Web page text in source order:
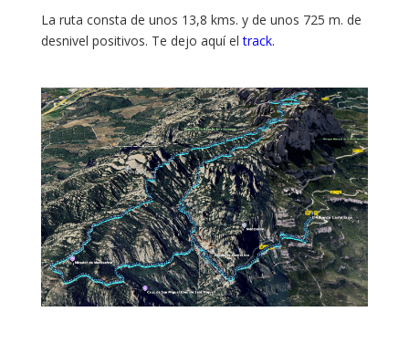
La ruta consta de unos 13,8 kms. y de unos 725 m. de
desnivel positivos. Te dejo aquí eltrack.